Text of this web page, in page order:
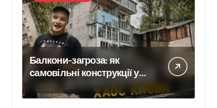
Балкони-загроза: як
самовільні конструкції у
Києві псують фасади
будинків і ставлять під